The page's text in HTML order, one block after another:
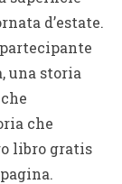
d’estate.
una storia
che
libro gratis